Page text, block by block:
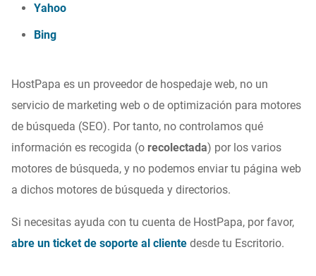
Yahoo
Bing
HostPapa es un proveedor de hospedaje web, no un
servicio de marketing web o de optimización para motores
de búsqueda (SEO). Por tanto, no controlamos qué
información es recogida (o recolectada) por los varios
motores de búsqueda, y no podemos enviar tu página web
a dichos motores de búsqueda y directorios.
Si necesitas ayuda con tu cuenta de HostPapa, por favor,
abre un ticket de soporte al cliente desde tu Escritorio.